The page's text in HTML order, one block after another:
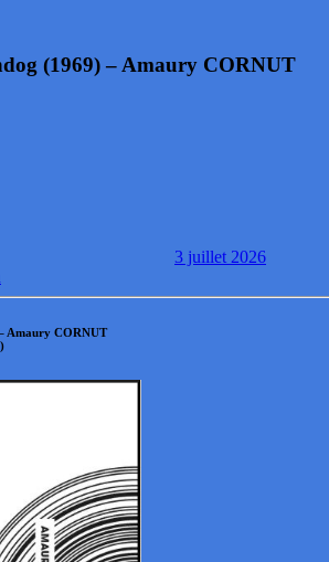
(1969) – Amaury CORNUT
3 juillet 2026
Amaury CORNUT